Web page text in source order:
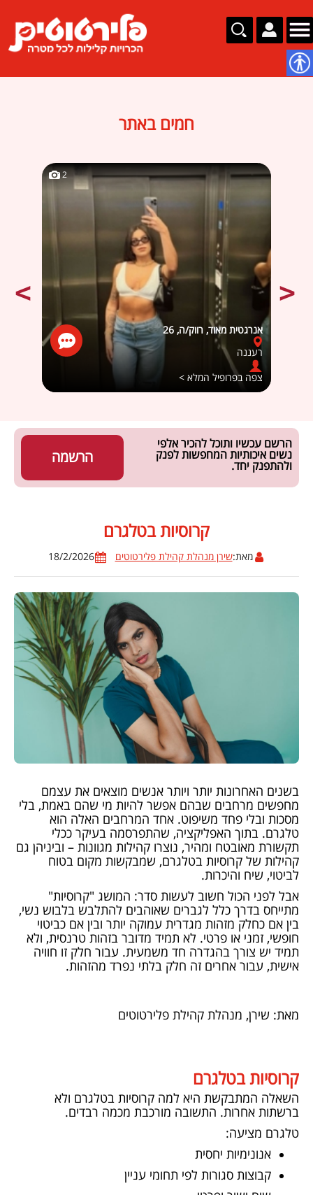
חמים באתר
2
אנרגטית מאוד, רווק/ה, 26
רעננה
צפה בפרופיל המלא >
הרשמה
הרשם עכשיו ותוכל להכיר אלפי
נשים איכותיות המחפשות לפנק
ולהתפנק יחד.
קרוסיות בטלגרם
מאת:שירן מנהלת קהילת פלירטוטים 18/2/2026
בשנים האחרונות יותר ויותר אנשים מוצאים את עצמם
מחפשים מרחבים שבהם אפשר להיות מי שהם באמת, בלי
מסכות ובלי פחד משיפוט. אחד המרחבים האלה הוא
טלגרם. בתוך האפליקציה, שהתפרסמה בעיקר ככלי
תקשורת מאובטח ומהיר, נוצרו קהילות מגוונות – וביניהן גם
קהילות של קרוסיות בטלגרם, שמבקשות מקום בטוח
לביטוי, שיח והיכרות.
אבל לפני הכול חשוב לעשות סדר: המושג "קרוסיות"
מתייחס בדרך כלל לגברים שאוהבים להתלבש בלבוש נשי,
בין אם כחלק מזהות מגדרית עמוקה יותר ובין אם כביטוי
חופשי, זמני או פרטי. לא תמיד מדובר בזהות טרנסית, ולא
תמיד יש צורך בהגדרה חד משמעית. עבור חלק זו חוויה
אישית, עבור אחרים זה חלק בלתי נפרד מהזהות.
מאת: שירן, מנהלת קהילת פלירטוטים
קרוסיות בטלגרם
השאלה המתבקשת היא למה קרוסיות בטלגרם ולא
ברשתות אחרות. התשובה מורכבת מכמה רבדים.
טלגרם מציעה:
אנונימיות יחסית
קבוצות סגורות לפי תחומי עניין